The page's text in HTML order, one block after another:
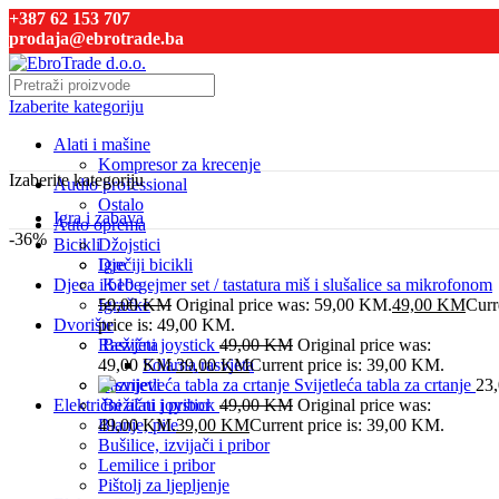
+387 62 153 707
prodaja@ebrotrade.ba
Izaberite kategoriju
Alati i mašine
Kompresor za krecenje
Audio professional
Ostalo
Auto oprema
Bicikli
Dječiji bicikli
Djeca i bebe
Igračke
Dvorište
Rasvjeta
Solarna rasvjeta
Raznjevi
Električni alati i pribor
Blanje, pile
Bušilice, izvijači i pribor
Lemilice i pribor
Pištolj za ljepljenje
Izaberite kategoriju
Igra i zabava
Džojstici
Igre
K10 gejmer set / tastatura miš i slušalice sa mikrofonom
59,00KM Original price was: 59,00 KM.49,00 KM
price is: 49,00 KM.
Bežični joystick 49,00KM Original price was:
49,00 KM.39,00KMCurrent price is: 39,00 KM.
Svijetleća tabla za crtanje
Bežični joystick 49,00KM Original price was:
49,00 KM.39,00 KMCurrent price is: 39,00 KM.
-36%